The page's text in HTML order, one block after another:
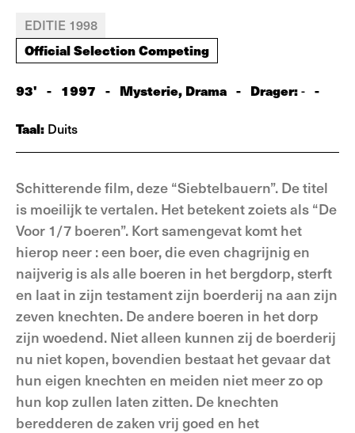
EDITIE 1998
Official Selection Competing
93' - 1997 - Mysterie, Drama - Drager:- -
Taal: Duits
Schitterende film, deze “Siebtelbauern”. De titel
is moeilijk te vertalen. Het betekent zoiets als “De
Voor 1/7 boeren”. Kort samengevat komt het
hierop neer : een boer, die even chagrijnig en
naijverig is als alle boeren in het bergdorp, sterft
en laat in zijn testament zijn boerderij na aan zijn
zeven knechten. De andere boeren in het dorp
zijn woedend. Niet alleen kunnen zij de boerderij
nu niet kopen, bovendien bestaat het gevaar dat
hun eigen knechten en meiden niet meer zo op
hun kop zullen laten zitten. De knechten
beredderen de zaken vrij goed en het